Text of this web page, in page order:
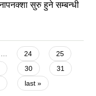
नापनक्शा सुरु हुने सम्बन्धी
24
25
30
31
last »